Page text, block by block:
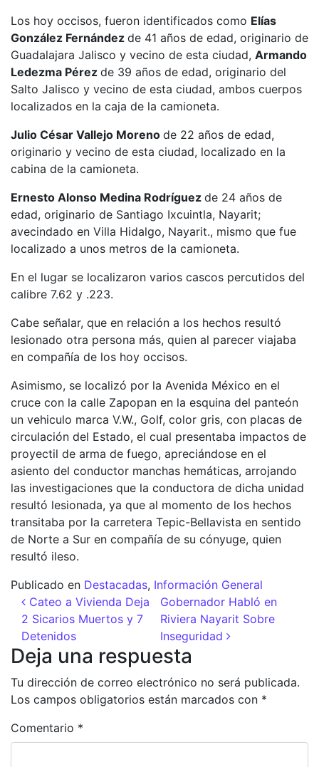
Los hoy occisos, fueron identificados como Elías
González Fernández de 41 años de edad, originario de
Guadalajara Jalisco y vecino de esta ciudad, Armando
Ledezma Pérez de 39 años de edad, originario del
Salto Jalisco y vecino de esta ciudad, ambos cuerpos
localizados en la caja de la camioneta.
Julio César Vallejo Moreno de 22 años de edad,
originario y vecino de esta ciudad, localizado en la
cabina de la camioneta.
Ernesto Alonso Medina Rodríguez de 24 años de
edad, originario de Santiago Ixcuintla, Nayarit;
avecindado en Villa Hidalgo, Nayarit., mismo que fue
localizado a unos metros de la camioneta.
En el lugar se localizaron varios cascos percutidos del
calibre 7.62 y .223.
Cabe señalar, que en relación a los hechos resultó
lesionado otra persona más, quien al parecer viajaba
en compañía de los hoy occisos.
Asimismo, se localizó por la Avenida México en el
cruce con la calle Zapopan en la esquina del panteón
un vehiculo marca V.W., Golf, color gris, con placas de
circulación del Estado, el cual presentaba impactos de
proyectil de arma de fuego, apreciándose en el
asiento del conductor manchas hemáticas, arrojando
las investigaciones que la conductora de dicha unidad
resultó lesionada, ya que al momento de los hechos
transitaba por la carretera Tepic-Bellavista en sentido
de Norte a Sur en compañía de su cónyuge, quien
resultó ileso.
Publicado en Destacadas, Información General
Navegación de entradas
Cateo a Vivienda Deja
2 Sicarios Muertos y 7
Detenidos
Gobernador Habló en
Riviera Nayarit Sobre
Inseguridad
Deja una respuesta
Tu dirección de correo electrónico no será publicada.
Los campos obligatorios están marcados con *
Comentario *